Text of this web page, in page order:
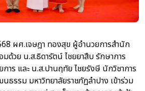
ผศ.เจษฎา ทองสุข ผู้อำนวยการสำนัก
ด้วย น.ส.ธิดารัตน์ ไชยยาสืบ รักษาการ
าร และ น.ส.ปานฤทัย ไชยรังษี นักวิชาการ
ธรรม มหาวิทยาลัยราชภัฏลำปาง เข้าร่วม